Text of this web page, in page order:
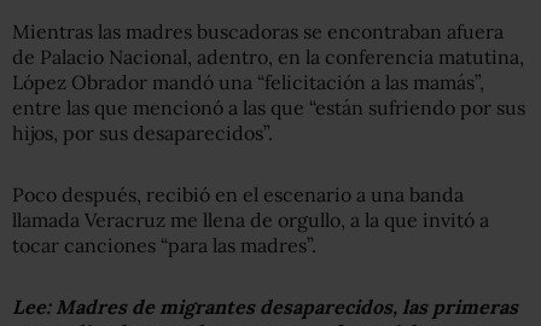
Mientras las madres buscadoras se encontraban afuera
de Palacio Nacional, adentro, en la conferencia matutina,
López Obrador mandó una “felicitación a las mamás”,
entre las que mencionó a las que “están sufriendo por sus
hijos, por sus desaparecidos”.
Poco después, recibió en el escenario a una banda
llamada Veracruz me llena de orgullo, a la que invitó a
tocar canciones “para las madres”.
Lee: Madres de migrantes desaparecidos, las primeras